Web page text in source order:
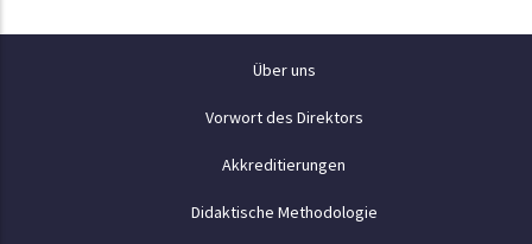
Über uns
Vorwort des Direktors
Akkreditierungen
Didaktische Methodologie